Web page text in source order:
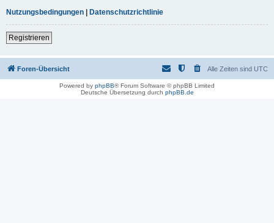
Nutzungsbedingungen | Datenschutzrichtlinie
Registrieren
Foren-Übersicht Alle Zeiten sind UTC
Powered by phpBB® Forum Software © phpBB Limited
Deutsche Übersetzung durch phpBB.de